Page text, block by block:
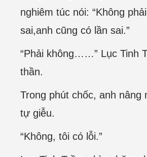
nghiêm túc nói: “Không
sai,anh cũng có lần sai.”
“Phải không……” Lục Tinh
thần.
Trong phút chốc, anh nâng
tự giễu.
“Không, tôi có lỗi.”